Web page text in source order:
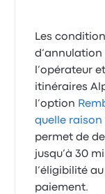
Les
l’opérateur
itinéraires
l’option
quelle raison
permet de
jusqu’à 30
l’éligibilité
paiement.